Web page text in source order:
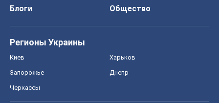
Блоги
Общество
Регионы Украины
Киев Харьков
Запорожье Днепр
Черкассы